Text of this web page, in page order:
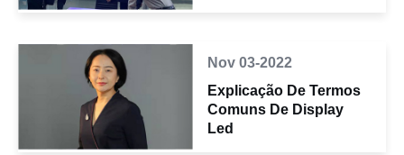
Nov 03-2022
Explicação De Termos
Comuns De Display
Led